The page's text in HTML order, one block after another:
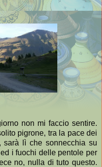
non mi faccio sentire.
pigrone, tra la pace dei
sarà lì che sonnecchia su
i fuochi delle pentole per
no, nulla di tuto questo.